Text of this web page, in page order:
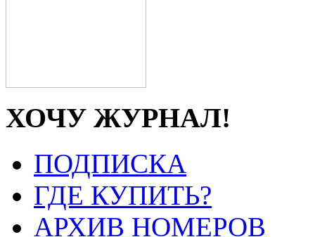
ХОЧУ ЖУРНАЛ!
ПОДПИСКА
ГДЕ КУПИТЬ?
АРХИВ НОМЕРОВ